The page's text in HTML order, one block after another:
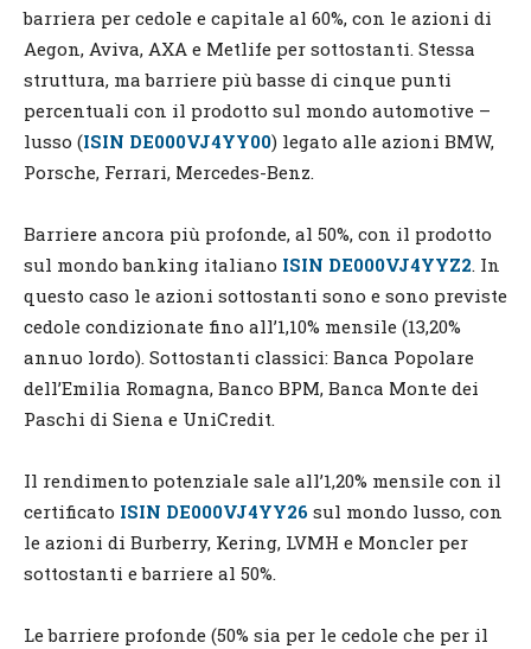
barriera per cedole e capitale al 60%, con le azioni di
Aegon, Aviva, AXA e Metlife per sottostanti. Stessa
struttura, ma barriere più basse di cinque punti
percentuali con il prodotto sul mondo automotive –
lusso (ISIN DE000VJ4YY00) legato alle azioni BMW,
Porsche, Ferrari, Mercedes-Benz.
Barriere ancora più profonde, al 50%, con il prodotto
sul mondo banking italiano ISIN DE000VJ4YYZ2. In
questo caso le azioni sottostanti sono e sono previste
cedole condizionate fino all’1,10% mensile (13,20%
annuo lordo). Sottostanti classici: Banca Popolare
dell’Emilia Romagna, Banco BPM, Banca Monte dei
Paschi di Siena e UniCredit.
Il rendimento potenziale sale all’1,20% mensile con il
certificato ISIN DE000VJ4YY26 sul mondo lusso, con
le azioni di Burberry, Kering, LVMH e Moncler per
sottostanti e barriere al 50%.
Le barriere profonde (50% sia per le cedole che per il